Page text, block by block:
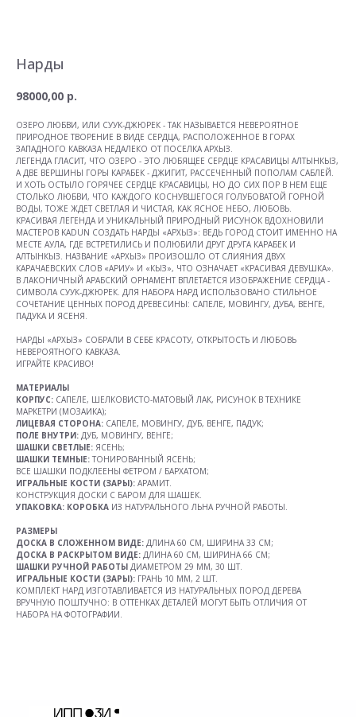
Нарды
98000,00 р.
ОЗЕРО ЛЮБВИ, ИЛИ СУУК-ДЖЮРЕК - ТАК НАЗЫВАЕТСЯ НЕВЕРОЯТНОЕ
ПРИРОДНОЕ ТВОРЕНИЕ В ВИДЕ СЕРДЦА, РАСПОЛОЖЕННОЕ В ГОРАХ
ЗАПАДНОГО КАВКАЗА НЕДАЛЕКО ОТ ПОСЕЛКА АРХЫЗ.
ЛЕГЕНДА ГЛАСИТ, ЧТО ОЗЕРО - ЭТО ЛЮБЯЩЕЕ СЕРДЦЕ КРАСАВИЦЫ АЛТЫНКЫЗ,
А ДВЕ ВЕРШИНЫ ГОРЫ КАРАБЕК - ДЖИГИТ, РАССЕЧЕННЫЙ ПОПОЛАМ САБЛЕЙ.
И ХОТЬ ОСТЫЛО ГОРЯЧЕЕ СЕРДЦЕ КРАСАВИЦЫ, НО ДО СИХ ПОР В НЕМ ЕЩЕ
СТОЛЬКО ЛЮБВИ, ЧТО КАЖДОГО КОСНУВШЕГОСЯ ГОЛУБОВАТОЙ ГОРНОЙ
ВОДЫ, ТОЖЕ ЖДЕТ СВЕТЛАЯ И ЧИСТАЯ, КАК ЯСНОЕ НЕБО, ЛЮБОВЬ.
КРАСИВАЯ ЛЕГЕНДА И УНИКАЛЬНЫЙ ПРИРОДНЫЙ РИСУНОК ВДОХНОВИЛИ
МАСТЕРОВ KADUN СОЗДАТЬ НАРДЫ «АРХЫЗ»: ВЕДЬ ГОРОД СТОИТ ИМЕННО НА
МЕСТЕ АУЛА, ГДЕ ВСТРЕТИЛИСЬ И ПОЛЮБИЛИ ДРУГ ДРУГА КАРАБЕК И
АЛТЫНКЫЗ. НАЗВАНИЕ «АРХЫЗ» ПРОИЗОШЛО ОТ СЛИЯНИЯ ДВУХ
КАРАЧАЕВСКИХ СЛОВ «АРИУ» И «КЫЗ», ЧТО ОЗНАЧАЕТ «КРАСИВАЯ ДЕВУШКА».
В ЛАКОНИЧНЫЙ АРАБСКИЙ ОРНАМЕНТ ВПЛЕТАЕТСЯ ИЗОБРАЖЕНИЕ СЕРДЦА -
СИМВОЛА СУУК-ДЖЮРЕК. ДЛЯ НАБОРА НАРД ИСПОЛЬЗОВАНО СТИЛЬНОЕ
СОЧЕТАНИЕ ЦЕННЫХ ПОРОД ДРЕВЕСИНЫ: САПЕЛЕ, МОВИНГУ, ДУБА, ВЕНГЕ,
ПАДУКА И ЯСЕНЯ.
НАРДЫ «АРХЫЗ» СОБРАЛИ В СЕБЕ КРАСОТУ, ОТКРЫТОСТЬ И ЛЮБОВЬ
НЕВЕРОЯТНОГО КАВКАЗА.
ИГРАЙТЕ КРАСИВО!
МАТЕРИАЛЫ
КОРПУС: САПЕЛЕ, ШЕЛКОВИСТО-МАТОВЫЙ ЛАК, РИСУНОК В ТЕХНИКЕ
МАРКЕТРИ (МОЗАИКА);
ЛИЦЕВАЯ СТОРОНА: САПЕЛЕ, МОВИНГУ, ДУБ, ВЕНГЕ, ПАДУК;
ПОЛЕ ВНУТРИ: ДУБ, МОВИНГУ, ВЕНГЕ;
ШАШКИ СВЕТЛЫЕ: ЯСЕНЬ;
ШАШКИ ТЕМНЫЕ: ТОНИРОВАННЫЙ ЯСЕНЬ;
ВСЕ ШАШКИ ПОДКЛЕЕНЫ ФЕТРОМ / БАРХАТОМ;
ИГРАЛЬНЫЕ КОСТИ (ЗАРЫ): АРАМИТ.
КОНСТРУКЦИЯ ДОСКИ С БАРОМ ДЛЯ ШАШЕК.
УПАКОВКА: КОРОБКА ИЗ НАТУРАЛЬНОГО ЛЬНА РУЧНОЙ РАБОТЫ.
РАЗМЕРЫ
ДОСКА В СЛОЖЕННОМ ВИДЕ: ДЛИНА 60 СМ, ШИРИНА 33 СМ;
ДОСКА В РАСКРЫТОМ ВИДЕ: ДЛИНА 60 СМ, ШИРИНА 66 СМ;
ШАШКИ РУЧНОЙ РАБОТЫ ДИАМЕТРОМ 29 ММ, 30 ШТ.
ИГРАЛЬНЫЕ КОСТИ (ЗАРЫ): ГРАНЬ 10 ММ, 2 ШТ.
КОМПЛЕКТ НАРД ИЗГОТАВЛИВАЕТСЯ ИЗ НАТУРАЛЬНЫХ ПОРОД ДЕРЕВА
ВРУЧНУЮ ПОШТУЧНО: В ОТТЕНКАХ ДЕТАЛЕЙ МОГУТ БЫТЬ ОТЛИЧИЯ ОТ
НАБОРА НА ФОТОГРАФИИ.